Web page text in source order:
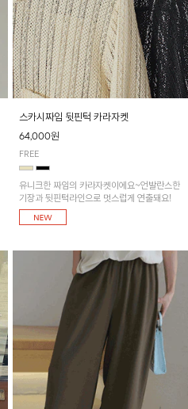
스카시짜임 뒷핀턱 카라자켓
64,000원
FREE
유니크한 짜임의 카라자켓이에요~언발란스한
기장과 뒷핀턱라인으로 멋스럽게 연출돼요!